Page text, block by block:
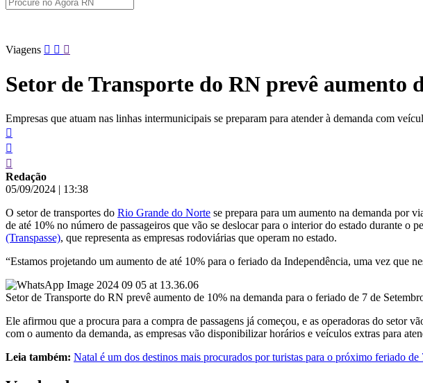
Pular
para
conteúdo
Viagens
Setor de Transporte do RN prevê aumento
Empresas que atuam nas linhas intermunicipais se preparam para atender à demanda com
Redação
05/09/2024 | 13:38
O setor de transportes do Rio Grande do Norte se prepara para um aumento na demanda por
de até 10% no número de passageiros que vão se deslocar para o interior do estado durante o
(Transpasse), que representa as empresas rodoviárias que operam no estado.
“Estamos projetando um aumento de até 10% para o feriado da Independência, uma vez que
Setor de Transporte do RN prevê aumento de 10% na demanda para o feriado de 7 de
Ele afirmou que a procura para a compra de passagens já começou, e as operadoras do
com o aumento da demanda, as empresas vão disponibilizar horários e veículos extras para
Leia também: Natal é um dos destinos mais procurados por turistas para o próximo feriado de